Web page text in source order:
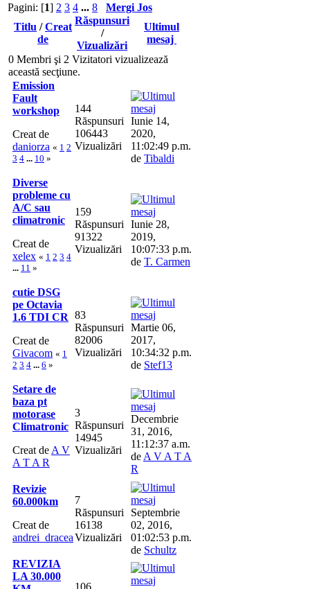
Pagini: [1] 2 3 4 ... 8
Mergi Jos
Titlu /Creat
de
Răspunsuri
/
Vizualizări
Ultimul
mesaj
0 Membri şi 2 Vizitatori vizualizează
această secţiune.
Emission
Fault
workshop
Creat de
daniorza « 1 2
3 4 ... 10 »
144
Răspunsuri
106443
Vizualizări
Iunie 14,
2020,
11:02:49 p.m.
de Tibaldi
Diverse
probleme cu
A/C sau
climatronic
Creat de
xelex « 1 2 3 4
... 11 »
159
Răspunsuri
91322
Vizualizări
Iunie 28,
2019,
10:07:33 p.m.
de T. Carmen
cutie DSG
pe Octavia
1.6 TDI CR
Creat de
Givacom « 1
2 3 4 ... 6 »
83
Răspunsuri
82006
Vizualizări
Martie 06,
2017,
10:34:32 p.m.
de Stef13
Setare de
baza pt
motorase
Climatronic
Creat de A V
A T A R
3
Răspunsuri
14945
Vizualizări
Decembrie
31, 2016,
11:12:37 a.m.
de A V A T A
R
Revizie
60.000km
Creat de
andrei_dracea
7
Răspunsuri
16138
Vizualizări
Septembrie
02, 2016,
01:02:53 p.m.
de Schultz
REVIZIA
LA 30.000
106